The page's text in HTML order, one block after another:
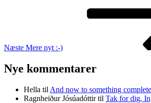
Næste Mere nyt :-)
Nye kommentarer
Hella til And now to something
Ragnheiður Jósúadóttirtil Tak for dig,